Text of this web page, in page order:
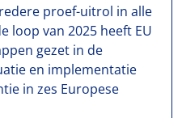
proef-uitrol in alle
loop van 2025 heeft EU
gezet in de
en implementatie
in zes Europese